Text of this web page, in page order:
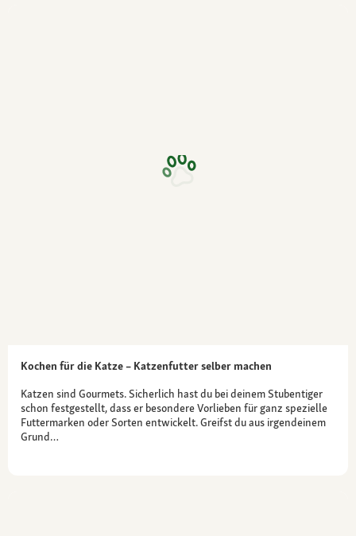
Kochen für die Katze – Katzenfutter selber machen
Katzen sind Gourmets. Sicherlich hast du bei deinem Stubentiger
schon festgestellt, dass er besondere Vorlieben für ganz spezielle
Futtermarken oder Sorten entwickelt. Greifst du aus irgendeinem
Grund…